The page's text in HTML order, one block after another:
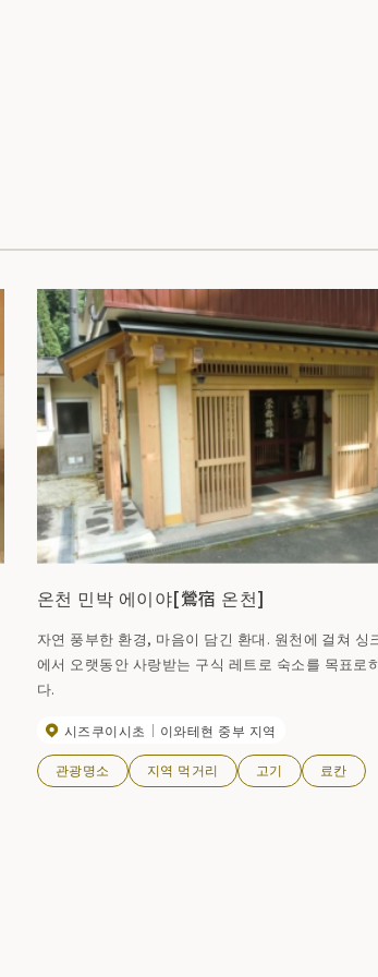
온천 민박 에이야[鶯宿 온천]
자연 풍부한 환경, 마음이 담긴 환대. 원천에 걸쳐 싱
에서 오랫동안 사랑받는 구식 레트로 숙소를 목표로
다.
시즈쿠이시초 이와테현 중부 지역
관광명소 지역 먹거리 고기 료칸